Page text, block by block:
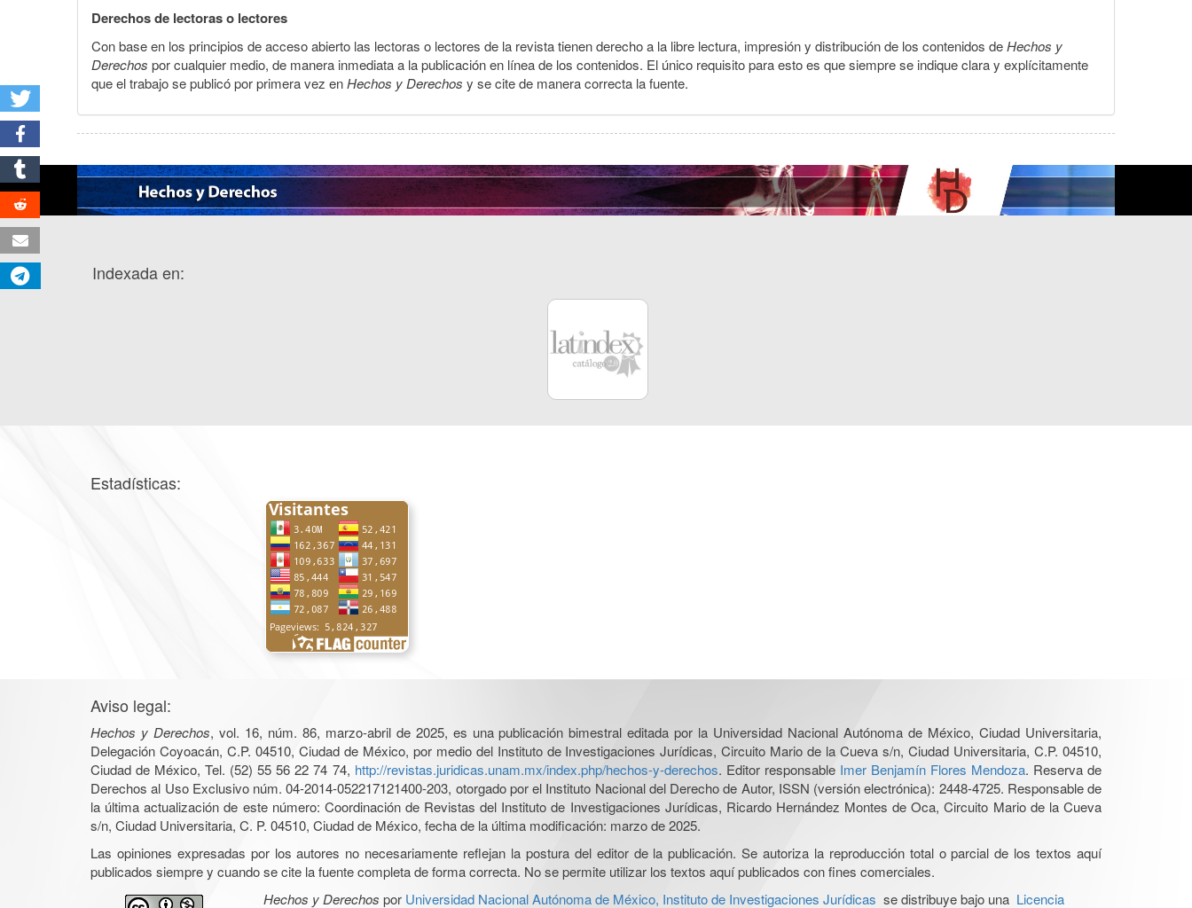
Derechos de lectoras o lectores
Con base en los principios de acceso abierto las lectoras o lectores de la revista tienen derecho a la libre lectura, impresión y distribución de los contenidos deHechos y
Derechos por cualquier medio, de manera inmediata a la publicación en línea de los contenidos. El único requisito para esto es que siempre se indique clara y explícitamente
que el trabajo se publicó por primera vez enHechos y Derechos y se cite de manera correcta la fuente.
Indexada en:
Estadísticas:
Aviso legal:
Hechos y Derechos, vol. 16, núm. 86, marzo-abril de 2025, es una publicación bimestral editada por la Universidad Nacional Autónoma de México, Ciudad Universitaria,
Delegación Coyoacán, C.P. 04510, Ciudad de México, por medio del Instituto de Investigaciones Jurídicas, Circuito Mario de la Cueva s/n, Ciudad Universitaria, C.P. 04510,
Ciudad de México, Tel. (52) 55 56 22 74 74, http://revistas.juridicas.unam.mx/index.php/hechos-y-derechos. Editor responsable Imer Benjamín Flores Mendoza. Reserva de
Derechos al Uso Exclusivo núm. 04-2014-052217121400-203, otorgado por el Instituto Nacional del Derecho de Autor, ISSN (versión electrónica): 2448-4725. Responsable de
la última actualización de este número: Coordinación de Revistas del Instituto de Investigaciones Jurídicas, Ricardo Hernández Montes de Oca, Circuito Mario de la Cueva
s/n, Ciudad Universitaria, C. P. 04510, Ciudad de México, fecha de la última modificación: marzo de 2025.
Las opiniones expresadas por los autores no necesariamente reflejan la postura del editor de la publicación. Se autoriza la reproducción total o parcial de los textos aquí
publicados siempre y cuando se cite la fuente completa de forma correcta. No se permite utilizar los textos aquí publicados con fines comerciales.
Hechos y Derechos por Universidad Nacional Autónoma de México, Instituto de Investigaciones Jurídicas se distribuye bajo una Licencia